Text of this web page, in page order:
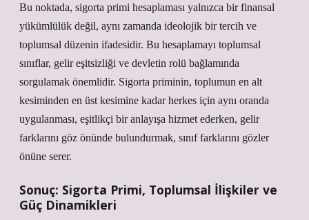
Bu noktada, sigorta primi hesaplaması yalnızca bir finansal
yükümlülük değil, aynı zamanda ideolojik bir tercih ve
toplumsal düzenin ifadesidir. Bu hesaplamayı toplumsal
sınıflar, gelir eşitsizliği ve devletin rolü bağlamında
sorgulamak önemlidir. Sigorta priminin, toplumun en alt
kesiminden en üst kesimine kadar herkes için aynı oranda
uygulanması, eşitlikçi bir anlayışa hizmet ederken, gelir
farklarını göz önünde bulundurmak, sınıf farklarını gözler
önüne serer.
Sonuç: Sigorta Primi, Toplumsal İlişkiler ve
Güç Dinamikleri